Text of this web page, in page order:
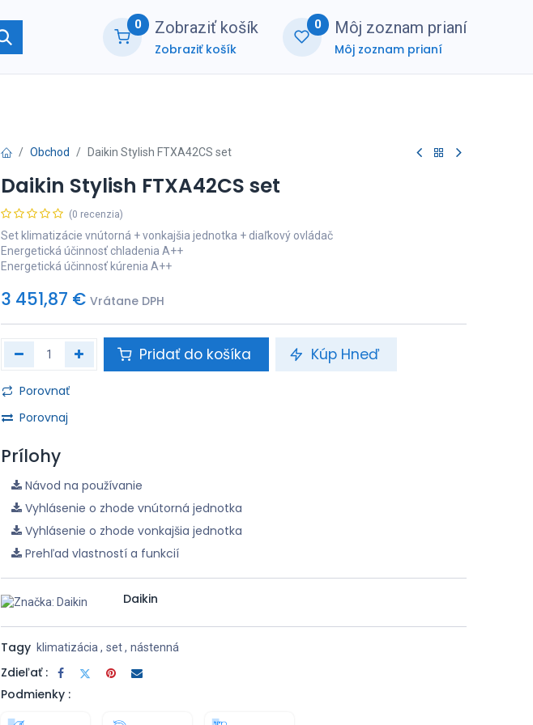
0 Zobraziť košík
Zobraziť košík
0 Môj zoznam prianí
Môj zoznam prianí
Obchod Daikin Stylish FTXA42CS set
Daikin Stylish FTXA42CS set
(0 recenzia)
Set klimatizácie vnútorná + vonkajšia jednotka + diaľkový ovládač
Energetická účinnosť chladenia A++
Energetická účinnosť kúrenia A++
3 451,87 € Vrátane DPH
Pridať do košíka Kúp Hneď
Porovnať
Porovnaj
Prílohy
Návod na používanie
Vyhlásenie o zhode vnútorná jednotka
Vyhlásenie o zhode vonkajšia jednotka
Prehľad vlastností a funkcií
Daikin
Tagy klimatizácia , set, nástenná
Zdieľať :
Podmienky :